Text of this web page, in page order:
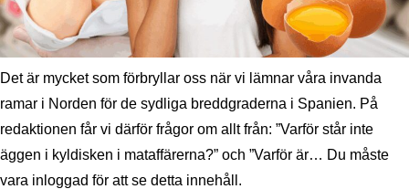
Det är mycket som förbryllar oss när vi lämnar våra invanda
ramar i Norden för de sydliga breddgraderna i Spanien. På
redaktionen får vi därför frågor om allt från: ”Varför står inte
äggen i kyldisken i mataffärerna?” och ”Varför är… Du måste
vara inloggad för att se detta innehåll.